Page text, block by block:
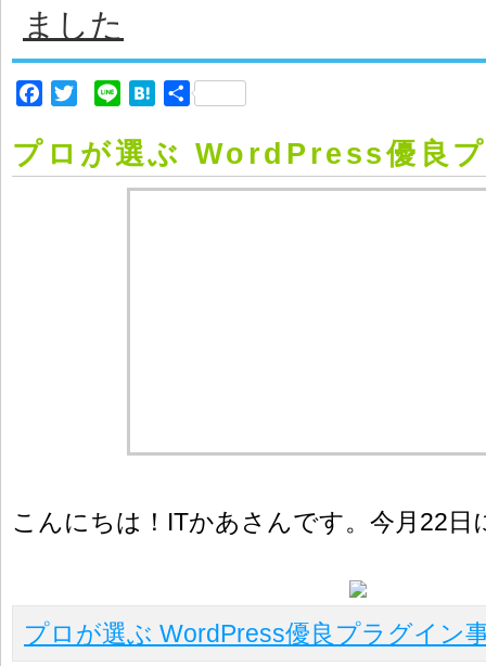
ました
Facebook
Twitter Line Hatena
共
プロが選ぶ WordPress優良
こんにちは！ITかあさんです。今月22日
プロが選ぶ WordPress優良プラグイン